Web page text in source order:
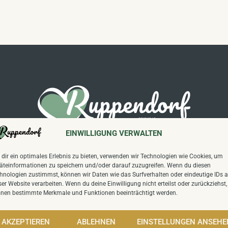
EINWILLIGUNG VERWALTEN
dir ein optimales Erlebnis zu bieten, verwenden wir Technologien wie Cookies, um
zu speichern und/oder darauf zuzugreifen. Wenn du diesen
zustimmst, können wir Daten wie das Surfverhalten oder eindeutige IDs
Website verarbeiten. Wenn du deine Einwilligung nicht erteilst oder zurückziehst,
bestimmte Merkmale und Funktionen beeinträchtigt werden.
AKZEPTIEREN ABLEHNEN EINSTELLUNGEN
Folgen Sie uns auf unseren Kanälen:
Wettbewerb "Unser Dorf hat Zukunft":
Sieger Kreiswettbewerb 2024,
Sieger Landeswettbewerb Sachsen 2025
9Besucher heute,7,220 Besucher insgesamt.